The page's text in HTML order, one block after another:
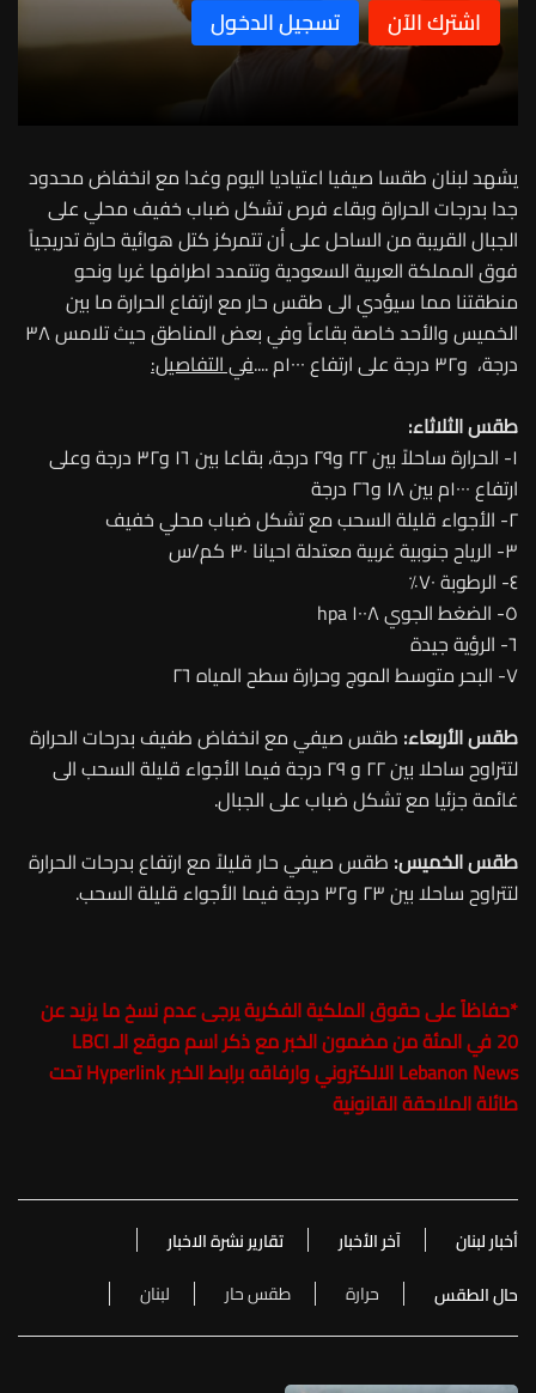
يشهد لبنان طقسا صيفيا اعتياديا اليوم وغدا مع انخفاض محدود
جدا بدرجات الحرارة وبقاء فرص تشكل ضباب خفيف محلي على
الجبال القريبة من الساحل على أن تتمركز كتل هوائية حارة تدريجياً
فوق المملكة العربية السعودية وتتمدد اطرافها غربا ونحو
منطقتنا مما سيؤدي الى طقس حار مع ارتفاع الحرارة ما بين
الخميس والأحد خاصة بقاعاً وفي بعض المناطق حيث تلامس ٣٨
درجة، و٣٢ درجة على ارتفاع ١٠٠٠م ....
في التفاصيل:
طقس الثلاثاء:
١- الحرارة ساحلاً بين ٢٢ و٢٩ درجة، بقاعا بين ١٦ و٣٢ درجة وعلى
ارتفاع ١٠٠٠م بين ١٨ و٢٦ درجة
٢- الأجواء قليلة السحب مع تشكل ضباب محلي خفيف
٣- الرياح جنوبية غربية معتدلة احيانا ٣٠ كم/س
٤- الرطوبة ٧٠٪؜
٥- الضغط الجوي ١٠٠٨ hpa
٦- الرؤية جيدة
٧- البحر متوسط الموج وحرارة سطح المياه ٢٦
طقس الأربعاء: طقس صيفي مع انخفاض طفيف بدرحات الحرارة
لتتراوح ساحلا بين ٢٢ و ٢٩ درجة فيما الأجواء قليلة السحب الى
غائمة جزئيا مع تشكل ضباب على الجبال.
طقس الخميس: طقس صيفي حار قليلاً مع ارتفاع بدرحات الحرارة
لتتراوح ساحلا بين ٢٣ و٣٢ درجة فيما الأجواء قليلة السحب.
*حفاظاً على حقوق الملكية الفكرية يرجى عدم نسخ ما يزيد عن
20 في المئة من مضمون الخبر مع ذكر اسم موقع الـ
LBCI
Lebanon News
الالكتروني وارفاقه برابط الخبر Hyperlink تحت
طائلة الملاحقة القانونية
أخبار لبنان آخر الأخبار
تقارير نشرة الاخبار
حال الطقس
حرارة طقس حار لبنان